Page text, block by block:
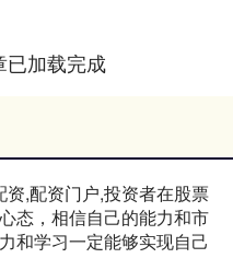
已加载完成
,配资门户,投资者在股票
态，相信自己的能力和市
和学习一定能够实现自己